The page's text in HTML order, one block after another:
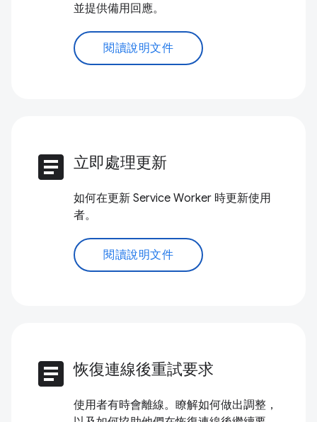
並提供備用回應。
閱讀說明文件
article 立即處理更新
如何在更新 Service Worker 時更新使用
者。
閱讀說明文件
article 恢復連線後重試要求
使用者有時會離線。瞭解如何做出調整，